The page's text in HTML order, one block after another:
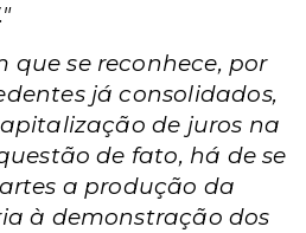
que se reconhece, por
já consolidados,
de juros na
de fato, há de se
a produção da
à demonstração dos